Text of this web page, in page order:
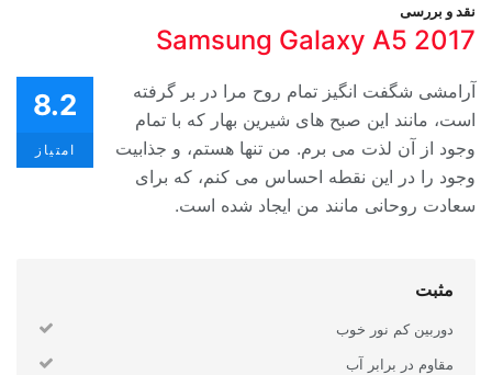
نقد و بررسی
Samsung Galaxy A5 2017
8.2
امتیاز
آرامشی شگفت انگیز تمام روح مرا در بر گرفته
است، مانند این صبح های شیرین بهار که با تمام
وجود از آن لذت می برم. من تنها هستم، و جذابیت
وجود را در این نقطه احساس می کنم، که برای
سعادت روحانی مانند من ایجاد شده است.
مثبت
دوربین کم نور خوب
مقاوم در برابر آب